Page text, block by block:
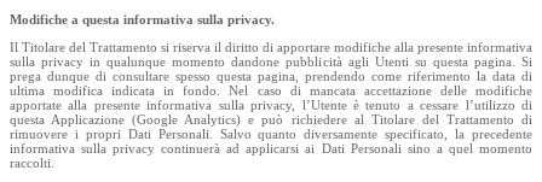
Modifiche a questa informativa sulla privacy.
Il Titolare del Trattamento si riserva il diritto di apportare modifiche alla presente informativa
sulla privacy in qualunque momento dandone pubblicità agli Utenti su questa pagina. Si
prega dunque di consultare spesso questa pagina, prendendo come riferimento la data di
ultima modifica indicata in fondo. Nel caso di mancata accettazione delle modifiche
apportate alla presente informativa sulla privacy, l’Utente è tenuto a cessare l’utilizzo di
questa Applicazione (Google Analytics) e può richiedere al Titolare del Trattamento di
rimuovere i propri Dati Personali. Salvo quanto diversamente specificato, la precedente
informativa sulla privacy continuerà ad applicarsi ai Dati Personali sino a quel momento
raccolti.